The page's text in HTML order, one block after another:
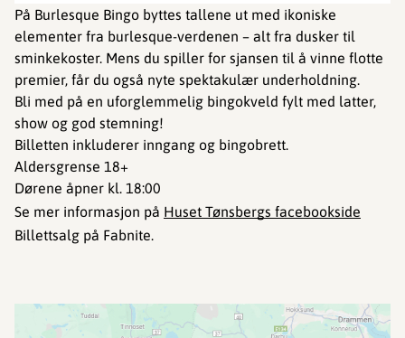
På Burlesque Bingo byttes tallene ut med ikoniske
elementer fra burlesque-verdenen – alt fra dusker til
sminkekoster. Mens du spiller for sjansen til å vinne flotte
premier, får du også nyte spektakulær underholdning.
Bli med på en uforglemmelig bingokveld fylt med latter,
show og god stemning!
Billetten inkluderer inngang og bingobrett.
Aldersgrense 18+
Dørene åpner kl. 18:00
Se mer informasjon på Huset Tønsbergs facebookside
Billettsalg på Fabnite.